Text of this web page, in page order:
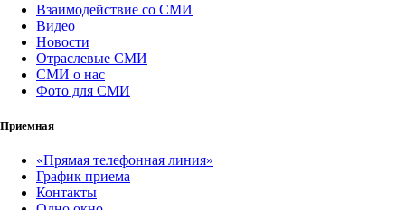
Взаимодействие со СМИ
Видео
Новости
Отраслевые СМИ
СМИ о нас
Фото для СМИ
Приемная
«Прямая телефонная линия»
График приема
Контакты